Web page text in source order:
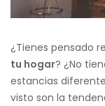
¿Tienes pensado
tu hogar? ¿No
estancias
visto son la